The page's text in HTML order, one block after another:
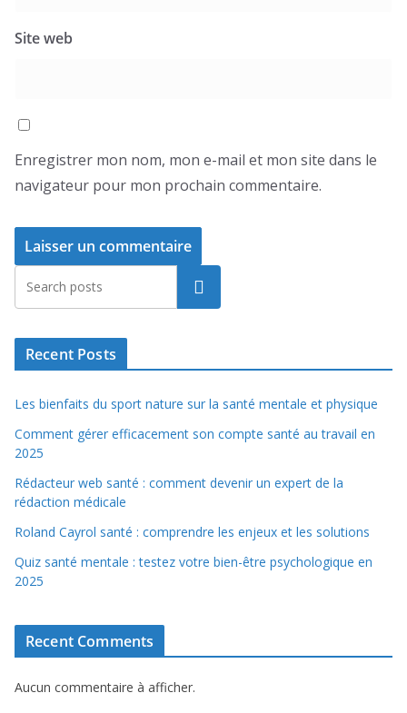
Site web
Enregistrer mon nom, mon e-mail et mon site dans le
navigateur pour mon prochain commentaire.
Rechercher
Recent Posts
Les bienfaits du sport nature sur la santé mentale et physique
Comment gérer efficacement son compte santé au travail en
2025
Rédacteur web santé : comment devenir un expert de la
rédaction médicale
Roland Cayrol santé : comprendre les enjeux et les solutions
Quiz santé mentale : testez votre bien-être psychologique en
2025
Recent Comments
Aucun commentaire à afficher.